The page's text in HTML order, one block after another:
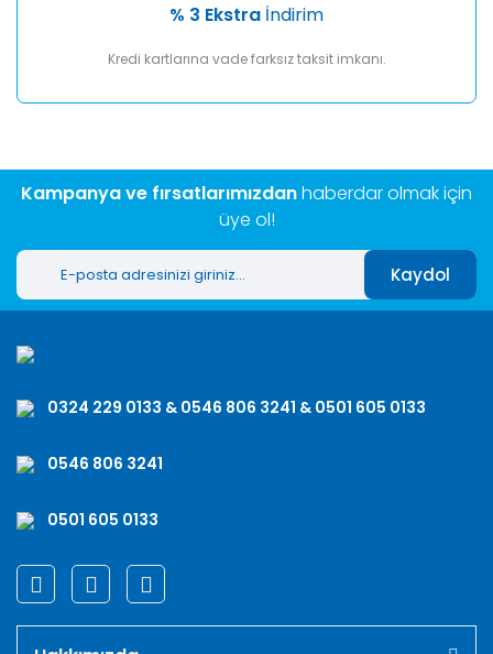
% 3 Ekstra İndirim
Kredi kartlarına vade farksız taksit imkanı.
Kampanya ve fırsatlarımızdanhaberdar olmak için
üye ol!
Kaydol
0324 229 0133 & 0546 806 3241 & 0501 605 0133
0546 806 3241
0501 605 0133